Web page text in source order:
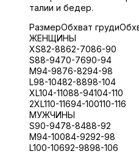
талии и бедер.
РазмерОбхват груди
ЖЕНЩИНЫ
XS82-8862-7086-90
S88-9470-7690-94
M94-9876-8294-98
L98-10482-8898-104
XL104-11088-94104-110
2XL110-11694-100110-116
МУЖЧИНЫ
S90-9478-8488-92
M94-10084-9292-98
L100-10692-9898-106